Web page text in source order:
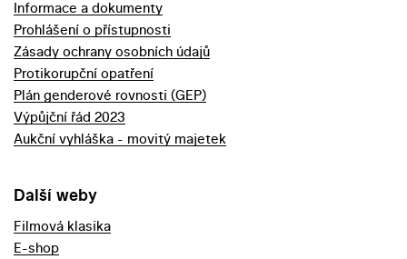
Informace a dokumenty
Prohlášení o přístupnosti
Zásady ochrany osobních údajů
Protikorupční opatření
Plán genderové rovnosti (GEP)
Výpůjční řád 2023
Aukční vyhláška - movitý majetek
Další weby
Filmová klasika
E-shop